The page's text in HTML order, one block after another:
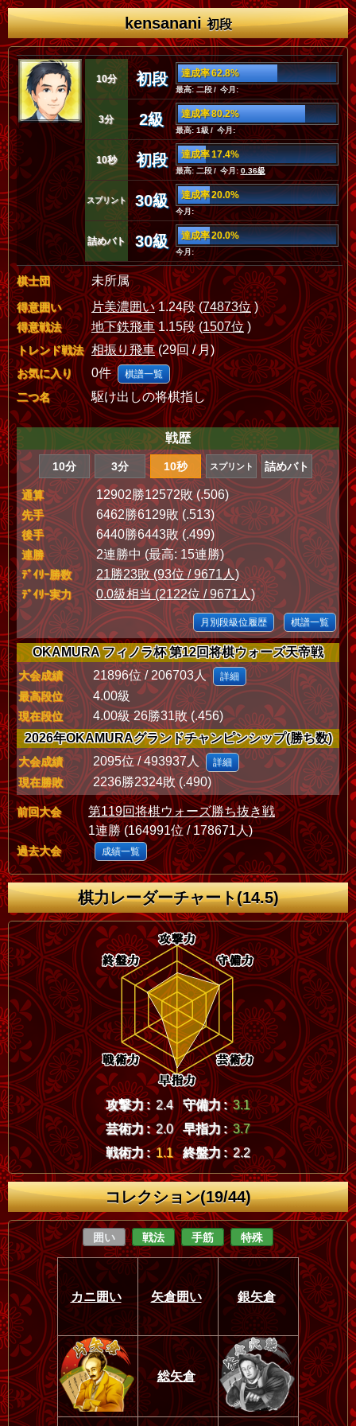
kensanani初段
10分 初段 達成率 62.8%
最高: 二段 / 今月:
3分 2級 達成率 80.2%
最高: 1級 / 今月:
10秒 初段 達成率 17.4%
最高: 二段 / 今月:0.36級
スプリント 30級 達成率 20.0%
今月:
詰めバト 30級 達成率 20.0%
今月:
棋士団 未所属
得意囲い 片美濃囲い1.24段 (74873位)
得意戦法 地下鉄飛車1.15段 (1507位)
トレンド戦法 相振り飛車(29回 / 月)
お気に入り 0件 棋譜一覧
二つ名 駆け出しの将棋指し
戦歴
10分 3分 10秒 スプリント 詰めバト
通算 12902勝12572敗 (.506)
先手 6462勝6129敗 (.513)
後手 6440勝6443敗 (.499)
連勝 2連勝中 (最高: 15連勝)
ﾃﾞｲﾘｰ勝数 21勝23敗 (93位 / 9671人)
ﾃﾞｲﾘｰ実力 0.0級相当 (2122位 / 9671人)
月別段級位履歴 棋譜一覧
OKAMURA フィノラ杯 第12回将棋ウォーズ天帝戦
大会成績 21896位 / 206703人 詳細
最高段位 4.00級
現在段位
4.00級 26勝31敗 (.456)
2026年OKAMURAグランドチャンピンシップ(勝ち数)
大会成績 2095位 / 493937人 詳細
現在勝敗 2236勝2324敗 (.490)
前回大会
第119回将棋ウォーズ勝ち抜き戦
1連勝 (164991位 / 178671人)
過去大会 成績一覧
棋力レーダーチャート(14.5)
攻撃力 : 2.4 守備力 : 3.1
芸術力 : 2.0 早指力 : 3.7
戦術力 : 1.1 終盤力 : 2.2
コレクション(19/44)
囲い 戦法 手筋 特殊
カニ囲い 矢倉囲い 銀矢倉
総矢倉